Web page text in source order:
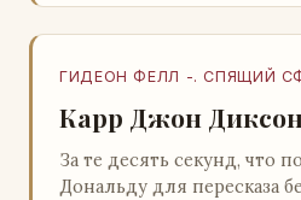
ГИДЕОН ФЕЛЛ -. СПЯЩИЙ
Карр Джон
За те десять секунд, что
Дональду для пересказа